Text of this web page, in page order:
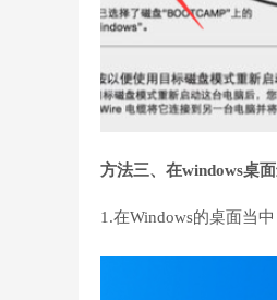
方法三、在windows桌
1.在Windows的桌面当